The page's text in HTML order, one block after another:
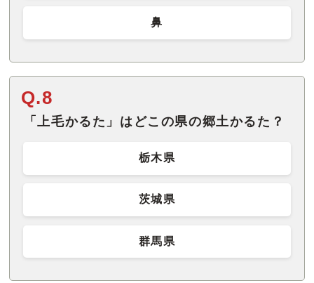
鼻
Q.8
「上毛かるた」はどこの県の郷土かるた？
栃木県
茨城県
群馬県